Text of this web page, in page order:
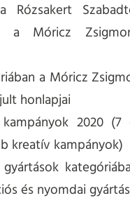
a Móricz
a Móricz
honlapjai
2020
kreatív kampányok)
és nyomdai